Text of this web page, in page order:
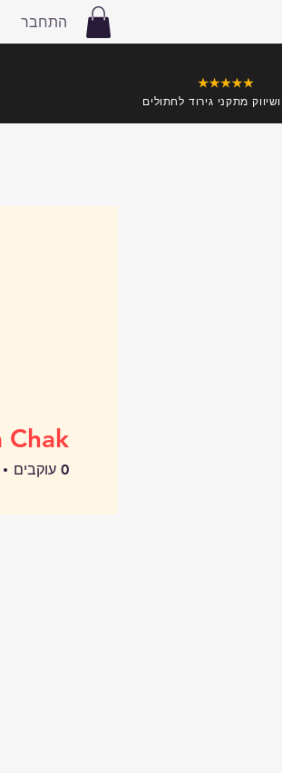
התחבר
מתקני גירוד לחתולים
Chak
0 עוקבים